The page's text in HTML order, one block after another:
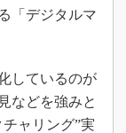
「デジタルマ
しているのが
などを強みと
ャリング”実